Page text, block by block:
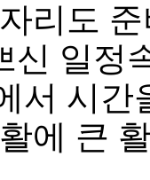
리도
신 일정
서 시
에 큰